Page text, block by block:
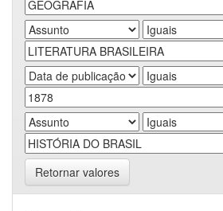
Retornar valores